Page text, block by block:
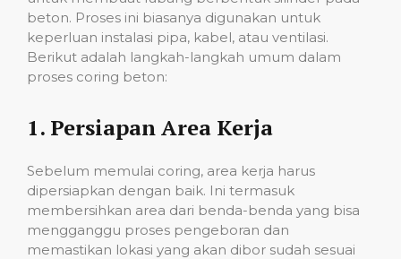
beton. Proses ini biasanya digunakan untuk
keperluan instalasi pipa, kabel, atau ventilasi.
Berikut adalah langkah-langkah umum dalam
proses coring beton:
1. Persiapan Area Kerja
Sebelum memulai coring, area kerja harus
dipersiapkan dengan baik. Ini termasuk
membersihkan area dari benda-benda yang bisa
mengganggu proses pengeboran dan
memastikan lokasi yang akan dibor sudah sesuai